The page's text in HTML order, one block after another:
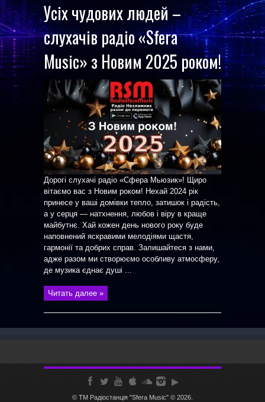
Усіх чудових людей –
слухачів радіо «Sfera
Music» з Новим 2025 роком!
Дорогі слухачі радіо «Сфера Мьюзик»! Щиро
вітаємо вас з Новим роком! Нехай 2024 рік
принесе у ваші домівки тепло, затишок і радість,
а у серця — натхнення, любов і віру в краще
майбутнє. Хай кожен день нового року буде
наповнений яскравими мелодіями щастя,
гармонії та добрих справ. Залишайтеся з нами,
адже разом ми створюємо особливу атмосферу,
де музика єднає душі ...
Читать далее »
© ТМ Радiостанцiя "Sfera Music" © 2026.